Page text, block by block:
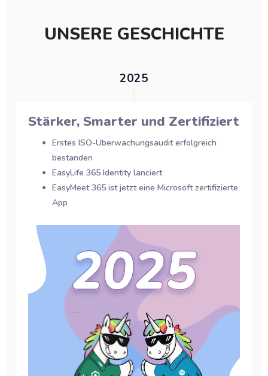
UNSERE GESCHICHTE
2025
Stärker, Smarter und Zertifiziert
Erstes ISO-Überwachungsaudit erfolgreich
bestanden
EasyLife 365 Identity lanciert
EasyMeet 365 ist jetzt eine Microsoft zertifizierte
App